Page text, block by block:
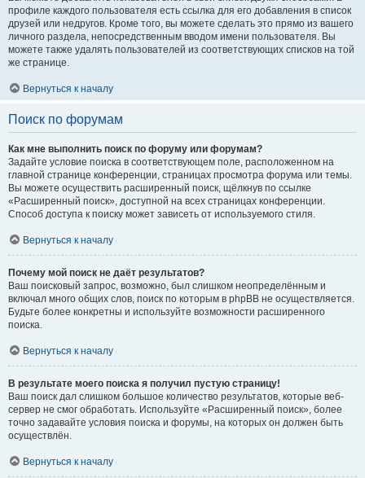
профиле каждого пользователя есть ссылка для его добавления в список
друзей или недругов. Кроме того, вы можете сделать это прямо из вашего
личного раздела, непосредственным вводом имени пользователя. Вы
можете также удалять пользователей из соответствующих списков на той
же странице.
Вернуться к началу
Поиск по форумам
Как мне выполнить поиск по форуму или форумам?
Задайте условие поиска в соответствующем поле, расположенном на
главной странице конференции, страницах просмотра форума или темы.
Вы можете осуществить расширенный поиск, щёлкнув по ссылке
«Расширенный поиск», доступной на всех страницах конференции.
Способ доступа к поиску может зависеть от используемого стиля.
Вернуться к началу
Почему мой поиск не даёт результатов?
Ваш поисковый запрос, возможно, был слишком неопределённым и
включал много общих слов, поиск по которым в phpBB не осуществляется.
Будьте более конкретны и используйте возможности расширенного
поиска.
Вернуться к началу
В результате моего поиска я получил пустую страницу!
Ваш поиск дал слишком большое количество результатов, которые веб-
сервер не смог обработать. Используйте «Расширенный поиск», более
точно задавайте условия поиска и форумы, на которых он должен быть
осуществлён.
Вернуться к началу